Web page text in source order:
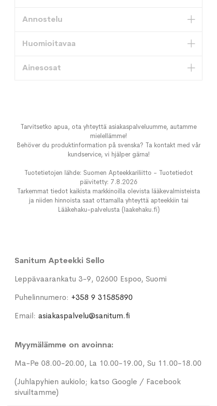
Annostelu
Huomioitavaa
Ainesosat
Tarvitsetko apua, ota yhteyttä asiakaspalveluumme, autamme
mielellämme!
Behöver du produktinformation på svenska? Ta kontakt med vår
kundservice, vi hjälper gärna!
Tuotetietojen lähde: Suomen Apteekkariliitto - Tuotetiedot
päivitetty: 7.8.2026
Tarkemmat tiedot kaikista markkinoilla olevista lääkevalmisteista
ja niiden hinnoista saat ottamalla yhteyttä apteekkiin tai
Lääkehaku-palvelusta (laakehaku.fi)
Sanitum Apteekki Sello
Leppävaarankatu 3-9, 02600 Espoo, Suomi
Puhelinnumero: +358 9 31585890
Email: asiakaspalvelu@sanitum.fi
Myymälämme on avoinna:
Ma-Pe 08.00-20.00, La 10.00-19.00, Su 11.00-18.00
(Juhlapyhien aukiolo; katso Google / Facebook
sivuiltamme)